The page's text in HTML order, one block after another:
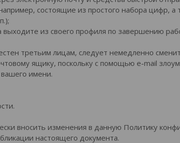
состоящие из простого набора цифр,
выходите из своего профиля по завершению
третьим лицам, следует немедленно
ящику, поскольку с помощью e-mail
имени.
вносить изменения в данную Политику
настоящего документа.